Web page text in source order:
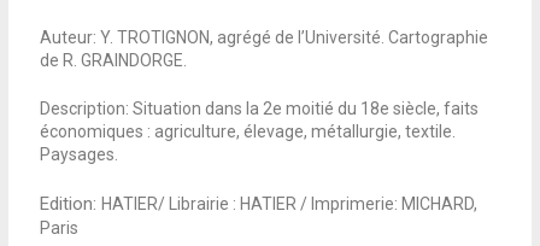
Auteur: Y. TROTIGNON, agrégé de l’Université. Cartographie
de R. GRAINDORGE.
Description: Situation dans la 2e moitié du 18e siècle, faits
économiques : agriculture, élevage, métallurgie, textile.
Paysages.
Edition: HATIER/ Librairie : HATIER / Imprimerie: MICHARD,
Paris